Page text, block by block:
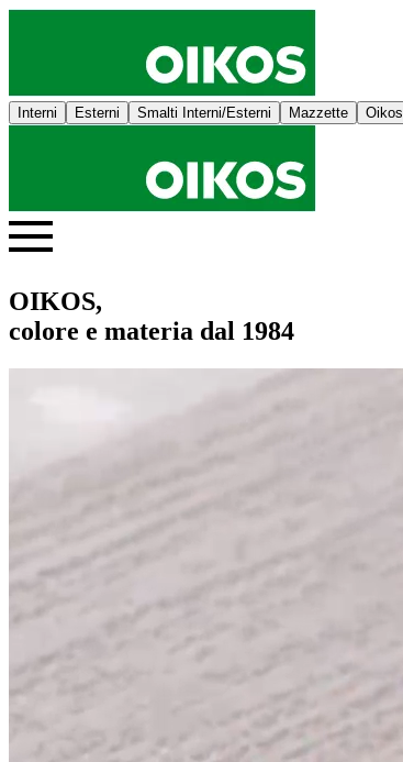
Interni Esterni Smalti Interni/Esterni Mazzette Oikos
OIKOS,
colore e materia dal 1984